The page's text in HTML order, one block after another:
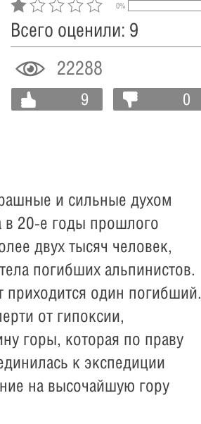
22288
9 0
0%
Всего оценили: 9
и сильные духом
в 20-е годы прошлого
двух тысяч человек,
погибших альпинистов.
приходится один погибший.
от гипоксии,
горы, которая по праву
к экспедиции
на высочайшую гору